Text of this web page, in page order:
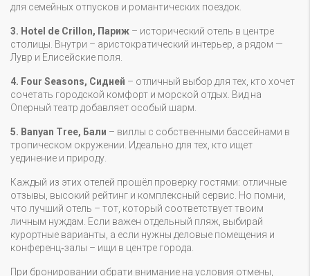
для семейных отпусков и романтических поездок.
3. Hotel de Crillon, Париж – исторический отель в центре
столицы. Внутри – аристократический интерьер, а рядом —
Лувр и Елисейские поля.
4. Four Seasons, Сидней – отличный выбор для тех, кто хочет
сочетать городской комфорт и морской отдых. Вид на
Оперный театр добавляет особый шарм.
5. Banyan Tree, Бали – виллы с собственными бассейнами в
тропическом окружении. Идеально для тех, кто ищет
уединение и природу.
Каждый из этих отелей прошёл проверку гостями: отличные
отзывы, высокий рейтинг и комплексный сервис. Но помни,
что лучший отель – тот, который соответствует твоим
личным нуждам. Если важен отдельный пляж, выбирай
курортные варианты, а если нужны деловые помещения и
конференц‑залы – ищи в центре города.
При бронировании обрати внимание на условия отмены,